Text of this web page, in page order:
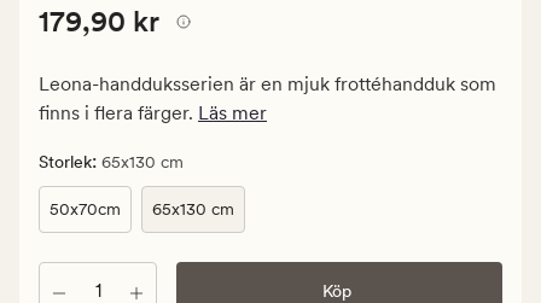
4
Pris
179,90
Ordinarie
179,90
kr
Pris 179,90 kr
179,90 kr
Leona-handduksserien är en mjuk frottéhandduk som
finns i flera färger. Läs mer
Storlek: 65x130 cm
50x70cm 65x130 cm
Antal Köp